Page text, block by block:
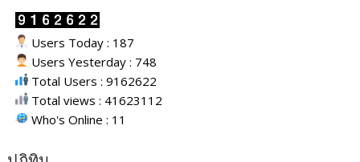
Users Today : 187
Users Yesterday : 748
Total Users : 9162622
Total views : 41623112
Who's Online : 11